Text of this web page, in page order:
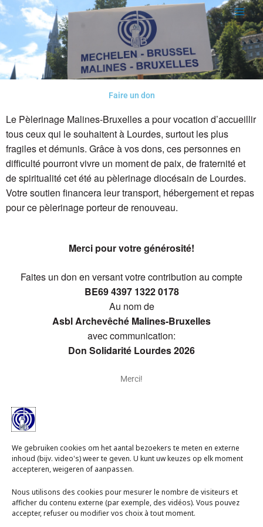
We gebruiken cookies om het aantal bezoekers te meten en externe
inhoud (bijv. video's) weer te geven. U kunt uw keuzes op elk moment
accepteren, weigeren of aanpassen.
Nous utilisons des cookies pour mesurer le nombre de visiteurs et
afficher du contenu externe (par exemple, des vidéos). Vous pouvez
accepter, refuser ou modifier vos choix à tout moment.
Aller
au
contenu
Faire un don
Le Pèlerinage Malines-Bruxelles a pour vocation d’accueillir
tous ceux qui le souhaitent à Lourdes, surtout les plus
fragiles et démunis. Grâce à vos dons, ces personnes en
difficulté pourront vivre un moment de paix, de fraternité et
de spiritualité cet été au pèlerinage diocésain de Lourdes.
Votre soutien financera leur transport, hébergement et repas
pour ce pèlerinage porteur de renouveau.
Merci pour votre générosité!
Faites un don en versant votre contribution au compte
BE69 4397 1322 0178
Au nom de
Asbl Archevêché Malines-Bruxelles
avec communication:
Don Solidarité Lourdes 2026
Merci!